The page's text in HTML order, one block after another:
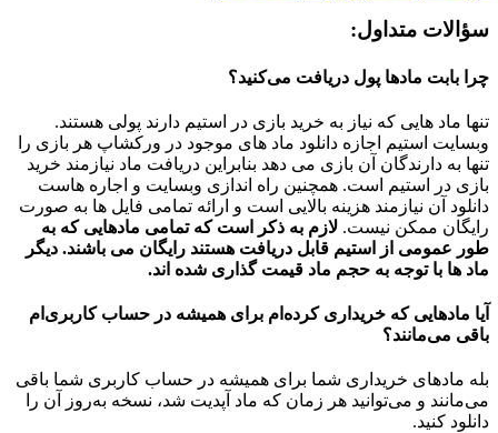
سؤالات متداول:
چرا بابت مادها پول دریافت می‌کنید؟
تنها ماد هایی که نیاز به خرید بازی در استیم دارند پولی هستند.
وبسایت استیم اجازه دانلود ماد های موجود در ورکشاپ هر بازی را
تنها به دارندگان آن بازی می دهد بنابراین دریافت ماد نیازمند خرید
بازی در استیم است. همچنین راه اندازی وبسایت و اجاره هاست
دانلود آن نیازمند هزینه بالایی است و ارائه تمامی فایل ها به صورت
رایگان ممکن نیست. لازم به ذکر است که تمامی مادهایی که به
طور عمومی از استیم قابل دریافت هستند رایگان می باشند. دیگر
ماد ها با توجه به حجم ماد قیمت گذاری شده اند.
آیا مادهایی که خریداری کرده‌ام برای همیشه در حساب‌ کاربری‌ام
باقی می‌مانند؟
بله مادهای خریداری شما برای همیشه در حساب کاربری شما باقی
می‌مانند و می‌توانید هر زمان که ماد آپدیت شد، نسخه به‌روز آن را
دانلود کنید.